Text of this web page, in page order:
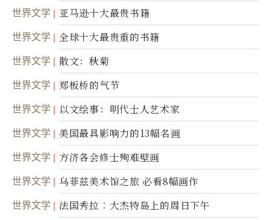
世界文学 亚马逊十大最贵书籍
世界文学 全球十大最贵重的书籍
世界文学 散文：秋菊
世界文学 郑板桥的气节
世界文学 以文绘事：明代士人艺术家
世界文学 美国最具影响力的13幅名画
世界文学 方济各会修士殉难壁画
世界文学 乌菲兹美术馆之旅 必看8幅画作
世界文学 法国秀拉︰大杰特岛上的周日下午